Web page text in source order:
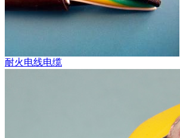
耐火电线电缆